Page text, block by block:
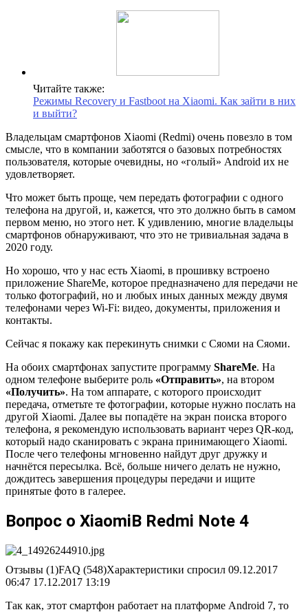
Читайте также:
Режимы Recovery и Fastboot на Xiaomi. Как зайти в них
и выйти?
Владельцам смартфонов Xiaomi (Redmi) очень повезло в том
смысле, что в компании заботятся о базовых потребностях
пользователя, которые очевидны, но «голый» Android их не
удовлетворяет.
Что может быть проще, чем передать фотографии с одного
телефона на другой, и, кажется, что это должно быть в самом
первом меню, но этого нет. К удивлению, многие владельцы
смартфонов обнаруживают, что это не тривиальная задача в
2020 году.
Но хорошо, что у нас есть Xiaomi, в прошивку встроено
приложение ShareMe, которое предназначено для передачи не
только фотографий, но и любых иных данных между двумя
телефонами через Wi-Fi: видео, документы, приложения и
контакты.
Сейчас я покажу как перекинуть снимки с Сяоми на Сяоми.
На обоих смартфонах запустите программу ShareMe. На
одном телефоне выберите роль «Отправить», на втором
«Получить». На том аппарате, с которого происходит
передача, отметьте те фотографии, которые нужно послать на
другой Xiaomi. Далее вы попадёте на экран поиска второго
телефона, я рекомендую использовать вариант через QR-код,
который надо сканировать с экрана принимающего Xiaomi.
После чего телефоны мгновенно найдут друг дружку и
начнётся пересылка. Всё, больше ничего делать не нужно,
дождитесь завершения процедуры передачи и ищите
принятые фото в галерее.
Вопрос о XiaomiВ Redmi Note 4
Отзывы (1)FAQ (548)Характеристики спросил 09.12.2017
06:47 17.12.2017 13:19
Так как, этот смартфон работает на платформе Android 7, то